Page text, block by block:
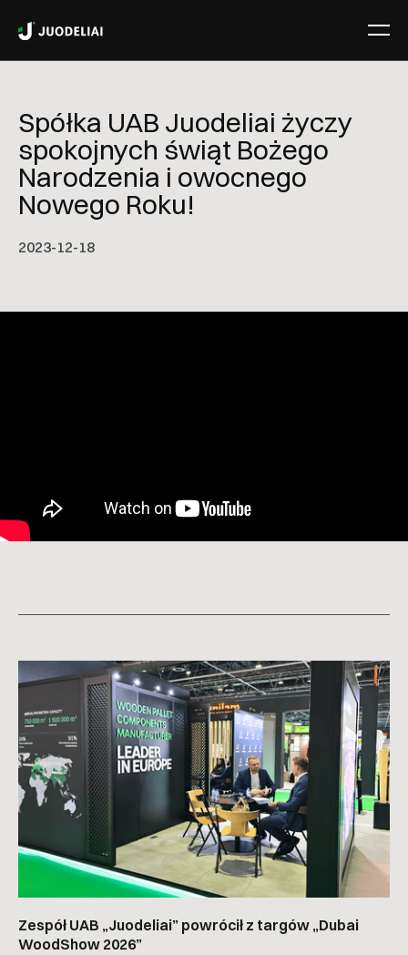
Spółka UAB Juodeliai życzy
spokojnych świąt Bożego
Narodzenia i owocnego
Nowego Roku!
2023-12-18
Zespół UAB „Juodeliai” powrócił z targów „Dubai
WoodShow 2026”